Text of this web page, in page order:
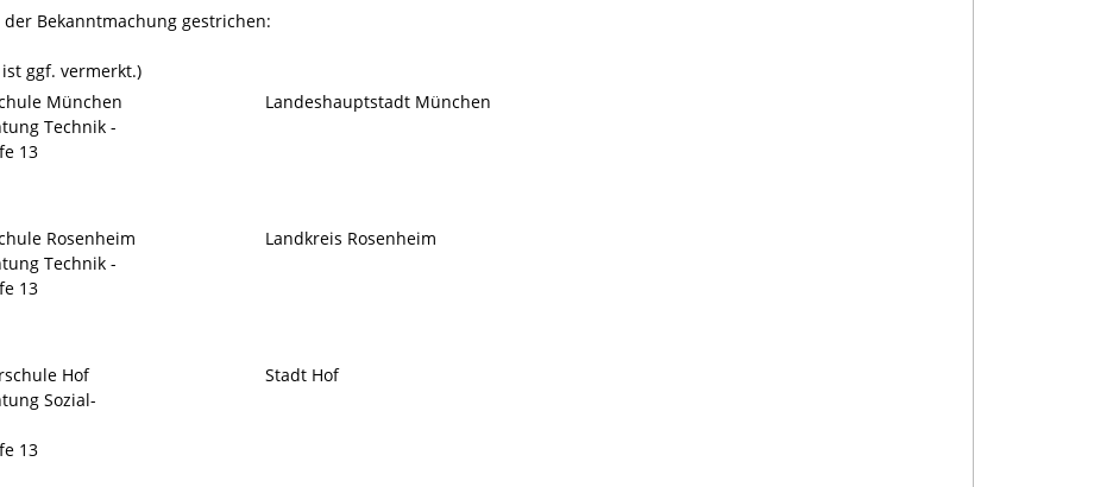
Bekanntmachung gestrichen:
ggf. vermerkt.)
München
Technik -
13
Landeshauptstadt München
Rosenheim
Technik -
13
Landkreis Rosenheim
Hof
Sozial-
13
Stadt Hof